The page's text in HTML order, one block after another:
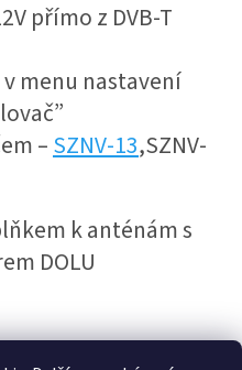
přímo z DVB-T
menu nastavení
–SZNV-13,SZNV-
k anténám s
DOLU